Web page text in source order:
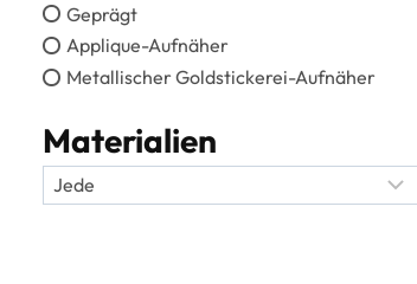
Geprägt
Applique-Aufnäher
Metallischer Goldstickerei-Aufnäher
Materialien